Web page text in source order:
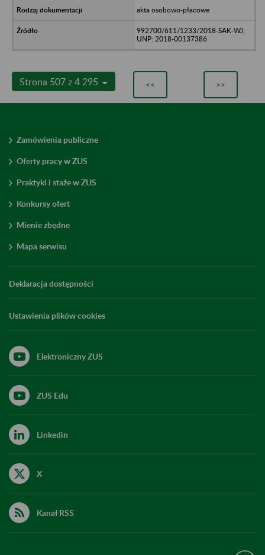
akta osobowo-płacowe
992700/611/1233/2018-SAK-WJ,
UNP: 2018-00137386
Strona 507 z 4 295 << >>
Zamówienia publiczne
Oferty pracy w ZUS
Praktyki i staże w ZUS
Konkursy ofert
Mienie zbędne
Mapa serwisu
Deklaracja dostępności
Ustawienia plików cookies
Elektroniczny ZUS
ZUS Edu
Linkedin
X
Kanał RSS